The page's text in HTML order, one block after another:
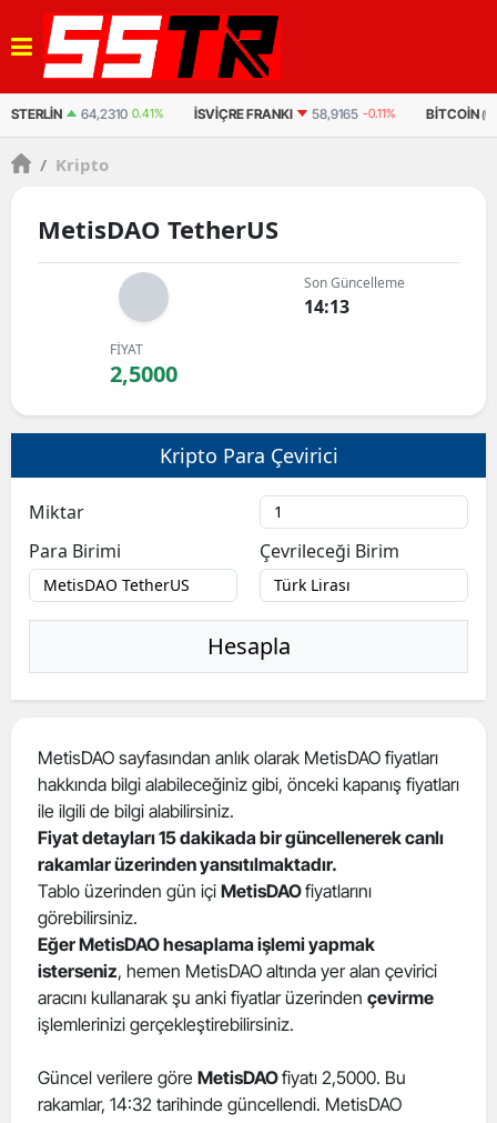
STERLIN 64,2310 0.41% İSVIÇRE FRANKI 58,9165 -0.11% BITCOIN
/ Kripto
MetisDAO TetherUS
Son Güncelleme
14:13
FİYAT
2,5000
Kripto Para Çevirici
Miktar
Para Birimi
Çevrileceği Birim
Hesapla
MetisDAO sayfasından anlık olarak MetisDAO fiyatları
hakkında bilgi alabileceğiniz gibi, önceki kapanış fiyatları
ile ilgili de bilgi alabilirsiniz.
Fiyat detayları 15 dakikada bir güncellenerek canlı
rakamlar üzerinden yansıtılmaktadır.
Tablo üzerinden gün içi MetisDAOfiyatlarını
görebilirsiniz.
Eğer MetisDAO hesaplama işlemi yapmak
isterseniz, hemen MetisDAO altında yer alan çevirici
aracını kullanarak şu anki fiyatlar üzerinden çevirme
işlemlerinizi gerçekleştirebilirsiniz.
Güncel verilere göre MetisDAOfiyatı 2,5000. Bu
rakamlar, 14:32 tarihinde güncellendi. MetisDAO